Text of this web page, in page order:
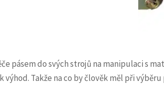
pásem do svých strojů na manipulaci s
Takže na co by člověk měl při